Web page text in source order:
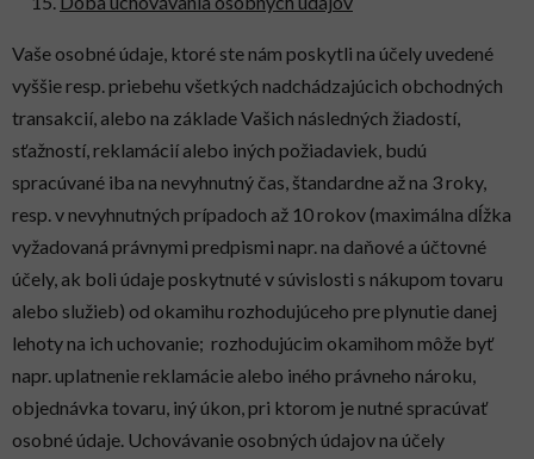
Vaše osobné údaje, ktoré ste nám poskytli na účely uvedené
vyššie resp. priebehu všetkých nadchádzajúcich obchodných
transakcií, alebo na základe Vašich následných žiadostí,
sťažností, reklamácií alebo iných požiadaviek, budú
spracúvané iba na nevyhnutný čas, štandardne až na 3 roky,
resp. v nevyhnutných prípadoch až 10 rokov (maximálna dĺžka
vyžadovaná právnymi predpismi napr. na daňové a účtovné
účely, ak boli údaje poskytnuté v súvislosti s nákupom tovaru
alebo služieb) od okamihu rozhodujúceho pre plynutie danej
lehoty na ich uchovanie; rozhodujúcim okamihom môže byť
napr. uplatnenie reklamácie alebo iného právneho nároku,
objednávka tovaru, iný úkon, pri ktorom je nutné spracúvať
osobné údaje. Uchovávanie osobných údajov na účely